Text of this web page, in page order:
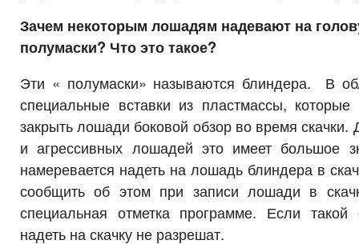
Зачем некоторым лошадям надевают на
полумаски? Что это такое?
Эти « полумаски» называются блиндера. В
специальные вставки из пластмассы,
закрыть лошади боковой обзор во время
и агрессивных лошадей это имеет большое
намеревается надеть на лошадь блиндера в
сообщить об этом при записи лошади в
специальная отметка программе. Если такой
надеть на скачку не разрешат.